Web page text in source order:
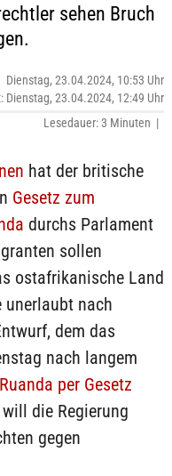
sehen Bruch
Dienstag, 23.04.2024, 10:53 Uhr
Dienstag, 23.04.2024, 12:49 Uhr
Lesedauer: 3 Minuten |
hat der britische
Gesetz zum
durchs Parlament
sollen
ostafrikanische Land
unerlaubt nach
dem das
nach langem
per Gesetz
die Regierung
gegen